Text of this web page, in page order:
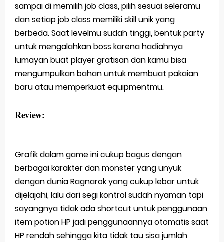
sampai di memilih job class, pilih sesuai seleramu
dan setiap job class memiliki skill unik yang
berbeda. Saat levelmu sudah tinggi, bentuk party
untuk mengalahkan boss karena hadiahnya
lumayan buat player gratisan dan kamu bisa
mengumpulkan bahan untuk membuat pakaian
baru atau memperkuat equipmentmu.
Review:
Grafik dalam game ini cukup bagus dengan
berbagai karakter dan monster yang unyuk
dengan dunia Ragnarok yang cukup lebar untuk
dijelajahi, lalu dari segi kontrol sudah nyaman tapi
sayangnya tidak ada shortcut untuk penggunaan
item potion HP jadi penggunaannya otomatis saat
HP rendah sehingga kita tidak tau sisa jumlah